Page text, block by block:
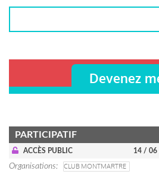
Devenez
PARTICIPATIF
ACCÈS PUBLIC 14 / 06
Organisations CLUB MONTMARTRE